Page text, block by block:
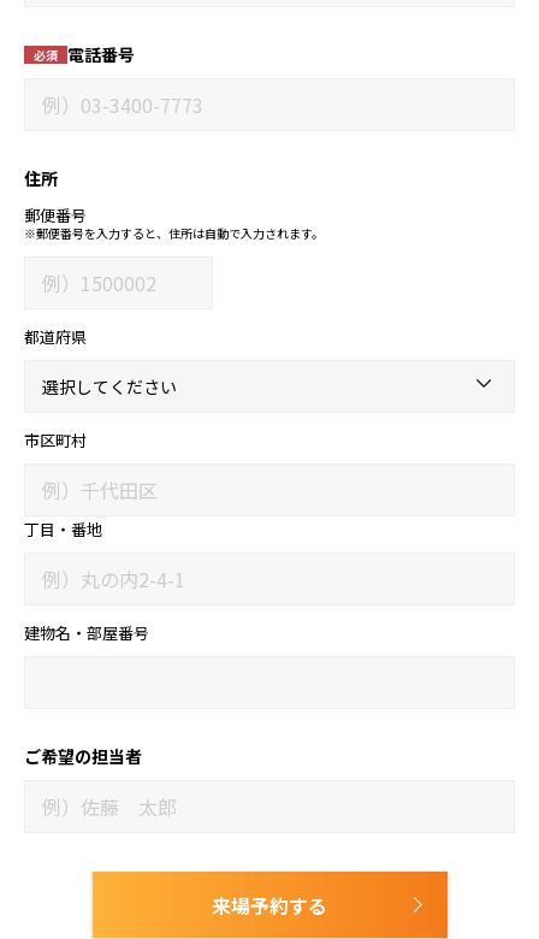
必須 電話番号
住所
郵便番号
※郵便番号を入力すると、住所は自動で入力されます。
都道府県
市区町村
丁目・番地
建物名・部屋番号
ご希望の担当者
来場予約する